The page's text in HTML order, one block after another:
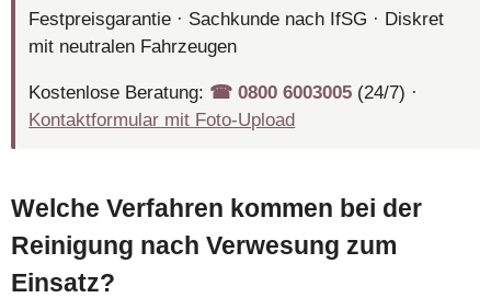
Festpreisgarantie · Sachkunde nach IfSG · Diskret
mit neutralen Fahrzeugen
Kostenlose Beratung: ☎︎ 0800 6003005 (24/7) ·
Kontaktformular mit Foto-Upload
Welche Verfahren kommen bei der
Reinigung nach Verwesung zum
Einsatz?